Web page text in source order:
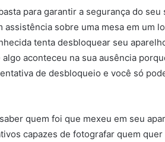
para garantir a segurança do
assistência sobre uma mesa em um
tenta desbloquear seu
aconteceu na sua ausência
de desbloqueio e você só
quem foi que mexeu em seu
capazes de fotografar quem